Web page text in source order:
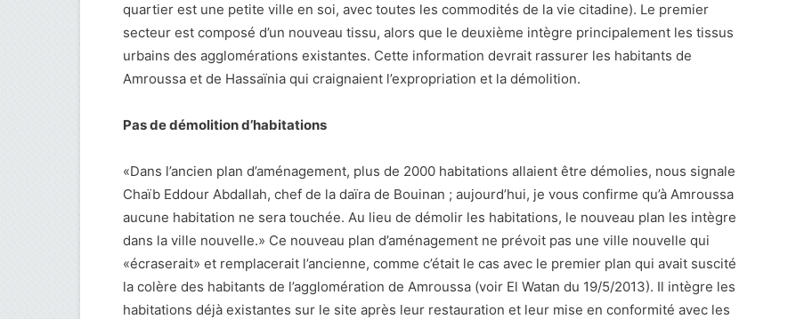
quartier est une petite ville en soi, avec toutes les commodités de la vie citadine). Le premier
secteur est composé d’un nouveau tissu, alors que le deuxième intègre principalement les tissus
urbains des agglomérations existantes. Cette information devrait rassurer les habitants de
Amroussa et de Hassaïnia qui craignaient l’expropriation et la démolition.
Pas de démolition d’habitations
«Dans l’ancien plan d’aménagement, plus de 2000 habitations allaient être démolies, nous signale
Chaïb Eddour Abdallah, chef de la daïra de Bouinan ; aujourd’hui, je vous confirme qu’à Amroussa
aucune habitation ne sera touchée. Au lieu de démolir les habitations, le nouveau plan les intègre
dans la ville nouvelle.» Ce nouveau plan d’aménagement ne prévoit pas une ville nouvelle qui
«écraserait» et remplacerait l’ancienne, comme c’était le cas avec le premier plan qui avait suscité
la colère des habitants de l’agglomération de Amroussa (voir El Watan du 19/5/2013). Il intègre les
habitations déjà existantes sur le site après leur restauration et leur mise en conformité avec les